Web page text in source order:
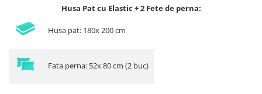
Husa Pat cu Elastic + 2 Fete de perna:
Husa pat: 180x 200 cm
Fata perna: 52x 80 cm (2 buc)